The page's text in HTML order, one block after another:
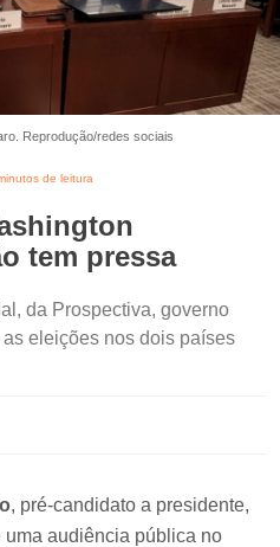
Reprodução/redes sociais
de leitura
tem pressa
da Prospectiva, governo
eleições nos dois países
, pré-candidato a presidente,
uma audiência pública no